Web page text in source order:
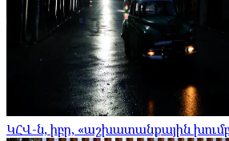
ԿՀՎ-ն, իբր, «աշխատանքային խումբ»